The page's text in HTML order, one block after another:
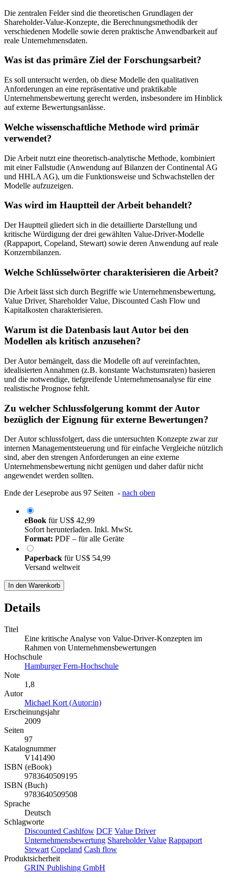
Die zentralen Felder sind die theoretischen Grundlagen der
Shareholder-Value-Konzepte, die Berechnungsmethodik der
verschiedenen Modelle sowie deren praktische Anwendbarkeit auf
reale Unternehmensdaten.
Was ist das primäre Ziel der Forschungsarbeit?
Es soll untersucht werden, ob diese Modelle den qualitativen
Anforderungen an eine repräsentative und praktikable
Unternehmensbewertung gerecht werden, insbesondere im Hinblick
auf externe Bewertungsanlässe.
Welche wissenschaftliche Methode wird primär
verwendet?
Die Arbeit nutzt eine theoretisch-analytische Methode, kombiniert
mit einer Fallstudie (Anwendung auf Bilanzen der Continental AG
und HHLA AG), um die Funktionsweise und Schwachstellen der
Modelle aufzuzeigen.
Was wird im Hauptteil der Arbeit behandelt?
Der Hauptteil gliedert sich in die detaillierte Darstellung und
kritische Würdigung der drei gewählten Value-Driver-Modelle
(Rappaport, Copeland, Stewart) sowie deren Anwendung auf reale
Konzernbilanzen.
Welche Schlüsselwörter charakterisieren die Arbeit?
Die Arbeit lässt sich durch Begriffe wie Unternehmensbewertung,
Value Driver, Shareholder Value, Discounted Cash Flow und
Kapitalkosten charakterisieren.
Warum ist die Datenbasis laut Autor bei den
Modellen als kritisch anzusehen?
Der Autor bemängelt, dass die Modelle oft auf vereinfachten,
idealisierten Annahmen (z.B. konstante Wachstumsraten) basieren
und die notwendige, tiefgreifende Unternehmensanalyse für eine
realistische Prognose fehlt.
Zu welcher Schlussfolgerung kommt der Autor
bezüglich der Eignung für externe Bewertungen?
Der Autor schlussfolgert, dass die untersuchten Konzepte zwar zur
internen Managementsteuerung und für einfache Vergleiche nützlich
sind, aber den strengen Anforderungen an eine externe
Unternehmensbewertung nicht genügen und daher dafür nicht
angewendet werden sollten.
Ende der Leseprobe aus 97 Seiten - nach oben
eBook fürUS$ 42,99
Sofort herunterladen. Inkl. MwSt.
Format: PDF – für alle Geräte
Paperback fürUS$ 54,99
Versand weltweit
In den Warenkorb
Details
Titel
Eine kritische Analyse von Value-Driver-Konzepten im
Rahmen von Unternehmensbewertungen
Hochschule
Hamburger Fern-Hochschule
Note
1,8
Autor
Michael Kort (Autor:in)
Erscheinungsjahr
2009
Seiten
97
Katalognummer
V141490
ISBN (eBook)
9783640509195
ISBN (Buch)
9783640509508
Sprache
Deutsch
Schlagworte
Discounted Cashlfow DCF Value Driver
Unternehmensbewertung Shareholder Value Rappaport
Stewart Copeland Cash flow
Produktsicherheit
GRIN Publishing GmbH